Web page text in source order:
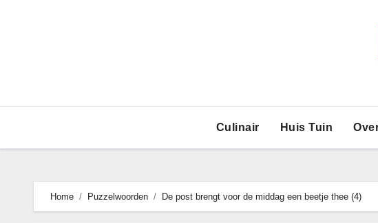
Culinair Huis Tuin
Home Puzzelwoorden De post brengt voor de middag een beetje thee (4)